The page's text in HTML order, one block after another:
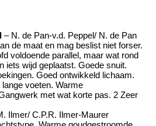
– N. de Pan-v.d. Peppel/ N. de Pan
de maat en mag beslist niet forser.
voldoende parallel, maar wat rond
iets wijd geplaatst. Goede snuit.
Goed ontwikkeld lichaam.
voeten. Warme
met wat korte pas. 2 Zeer
Ilmer/ C.P.R. Ilmer-Maurer